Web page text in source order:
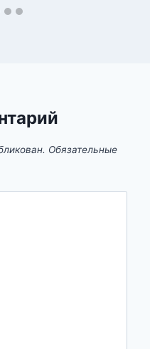
Обязательные